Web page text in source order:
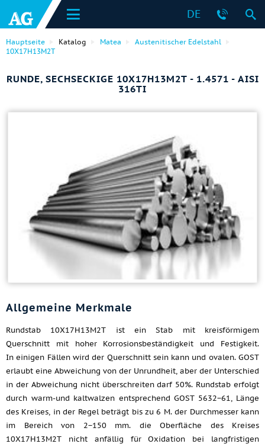
DE
Hauptseite Katalog Matea
Austenitischer Edelstahl
10Х17Н13М2Т
RUNDE, SECHSECKIGE 10Х17Н13М2Т - 1.4571 - AISI
316TI
Allgemeine Merkmale
Rundstab 10Х17Н13М2Т ist ein Stab mit kreisförmigem
Querschnitt mit hoher Korrosionsbeständigkeit und Festigkeit.
In einigen Fällen wird der Querschnitt sein kann und ovalen. GOST
erlaubt eine Abweichung von der Unrundheit, aber der Unterschied
in der Abweichung nicht überschreiten darf 50%. Rundstab erfolgt
durch warm-und kaltwalzen entsprechend GOST 5632−61, Länge
des Kreises, in der Regel beträgt bis zu 6 M. der Durchmesser kann
im Bereich von 2−150 mm. die Oberfläche des Kreises
10Х17Н13М2Т nicht anfällig für Oxidation bei langfristigen